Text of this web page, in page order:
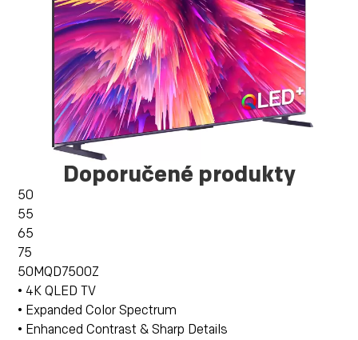
Doporučené produkty
50
55
65
75
50MQD7500Z
• 4K QLED TV
• Expanded Color Spectrum
• Enhanced Contrast & Sharp Details